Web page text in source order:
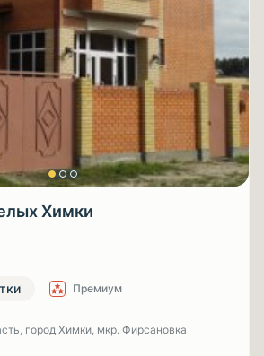
Химки
Премиум
город Химки, мкр. Фирсановка